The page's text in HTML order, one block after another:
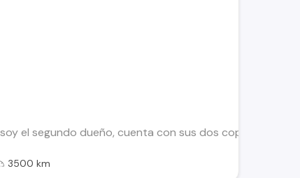
el segundo dueño, cuenta con sus dos copias de
3500 km